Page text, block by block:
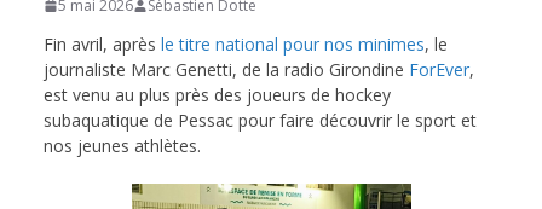
de
Hockey
5 mai 2026 Sébastien Dotte
Fin avril, après le titre national pour nos minimes, le
journaliste Marc Genetti, de la radio Girondine ForEver,
est venu au plus près des joueurs de hockey
subaquatique de Pessac pour faire découvrir le sport et
nos jeunes athlètes.